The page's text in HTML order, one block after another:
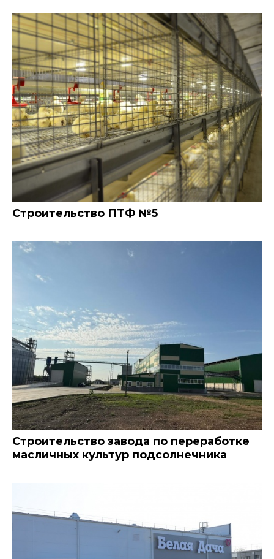
Строительство ПТФ №5
Строительство завода по переработке
масличных культур подсолнечника